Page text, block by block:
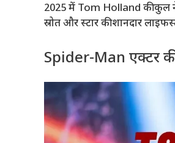
2025 में Tom Holland की कुल
स्रोत और स्टार की शानदार
Spider-Man एक्टर की